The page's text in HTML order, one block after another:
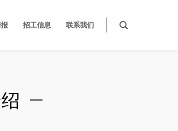
招工信息 联系我们